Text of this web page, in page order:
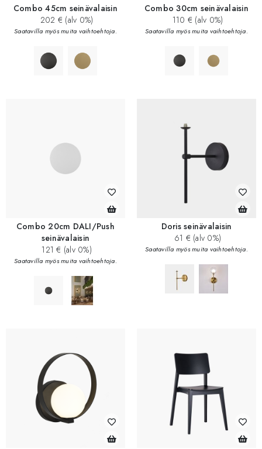
Combo 45cm seinävalaisin
202 € (alv 0%)
Saatavilla myös muita vaihtoehtoja.
Combo 30cm seinävalaisin
110 € (alv 0%)
Saatavilla myös muita vaihtoehtoja.
Combo 20cm DALI/Push
seinävalaisin
121 € (alv 0%)
Saatavilla myös muita vaihtoehtoja.
Doris seinävalaisin
61 € (alv 0%)
Saatavilla myös muita vaihtoehtoja.